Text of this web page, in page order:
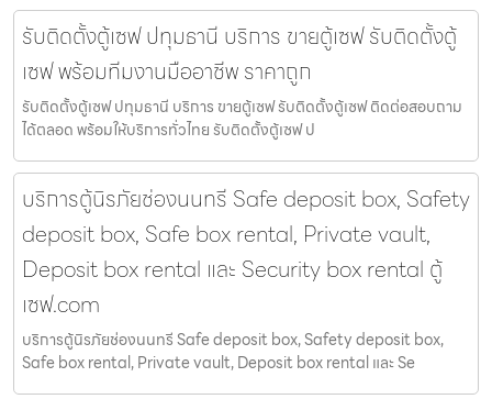
รับติดตั้งตู้เซฟ ปทุมธานี บริการ ขายตู้เซฟ รับติดตั้งตู้
เซฟ พร้อมทีมงานมืออาชีพ ราคาถูก
รับติดตั้งตู้เซฟ ปทุมธานี บริการ ขายตู้เซฟ รับติดตั้งตู้เซฟ ติดต่อสอบถาม
ได้ตลอด พร้อมให้บริการทั่วไทย รับติดตั้งตู้เซฟ ป
บริการตู้นิรภัยช่องนนทรี Safe deposit box, Safety
deposit box, Safe box rental, Private vault,
Deposit box rental และ Security box rental ตู้
เซฟ.com
บริการตู้นิรภัยช่องนนทรี Safe deposit box, Safety deposit box,
Safe box rental, Private vault, Deposit box rental และ Se